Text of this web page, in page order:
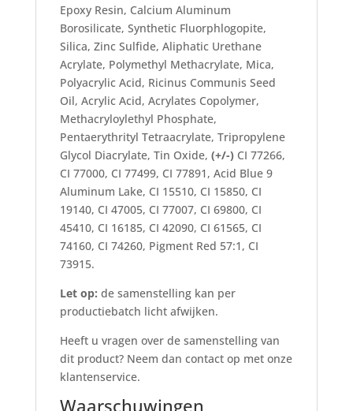
Epoxy Resin, Calcium Aluminum
Borosilicate, Synthetic Fluorphlogopite,
Silica, Zinc Sulfide, Aliphatic Urethane
Acrylate, Polymethyl Methacrylate, Mica,
Polyacrylic Acid, Ricinus Communis Seed
Oil, Acrylic Acid, Acrylates Copolymer,
Methacryloylethyl Phosphate,
Pentaerythrityl Tetraacrylate, Tripropylene
Glycol Diacrylate, Tin Oxide, (+/-) CI 77266,
CI 77000, CI 77499, CI 77891, Acid Blue 9
Aluminum Lake, CI 15510, CI 15850, CI
19140, CI 47005, CI 77007, CI 69800, CI
45410, CI 16185, CI 42090, CI 61565, CI
74160, CI 74260, Pigment Red 57:1, CI
73915.
Let op: de samenstelling kan per
productiebatch licht afwijken.
Heeft u vragen over de samenstelling van
dit product? Neem dan contact op met onze
klantenservice.
Waarschuwingen